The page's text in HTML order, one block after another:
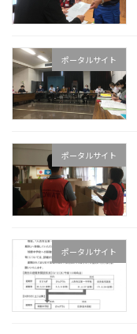
ポータルサイト
ポータルサイト
ポータルサイト